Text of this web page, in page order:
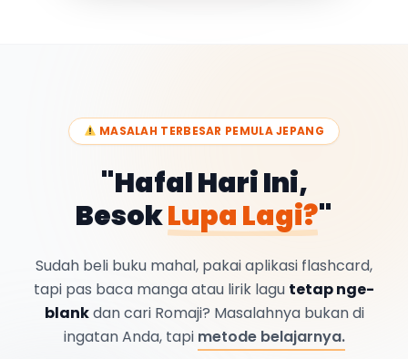
MASALAH TERBESAR PEMULA JEPANG
"Hafal Hari Ini,
BesokLupa Lagi?"
Sudah beli buku mahal, pakai aplikasi flashcard,
tapi pas baca manga atau lirik lagu tetap nge-
blankdan cari Romaji? Masalahnya bukan di
ingatan Anda, tapi metode belajarnya.